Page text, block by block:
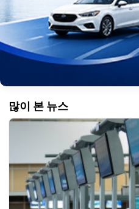
많이 본 뉴스